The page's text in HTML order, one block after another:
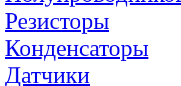
Резисторы
Конденсаторы
Датчики